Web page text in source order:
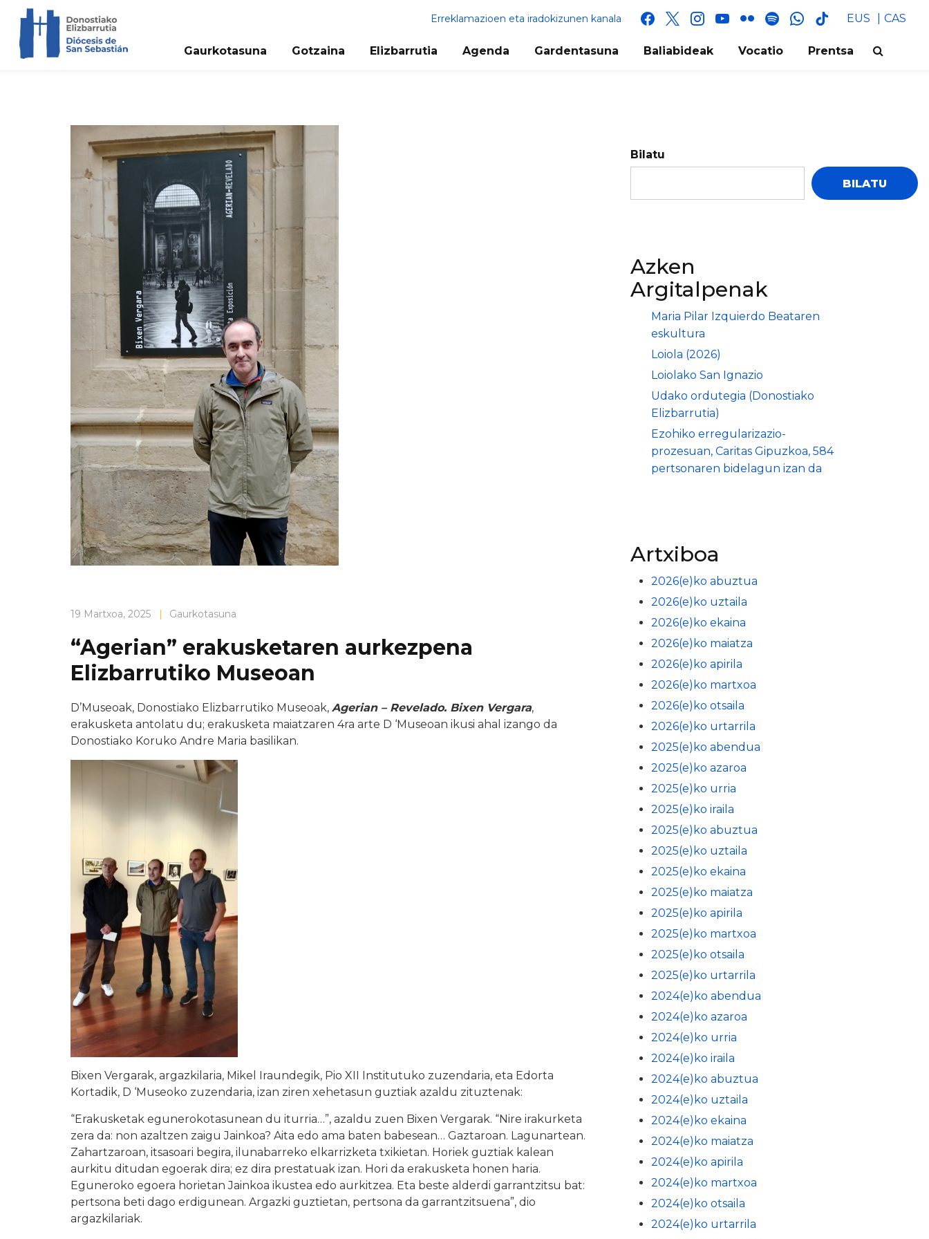
Erreklamazioen eta iradokizunen kanala facebook
x instagram
youtube
flickr spotifywhatsapp
tik
EUS CAS
Gaurkotasuna Gotzaina Elizbarrutia Agenda Gardentasuna Baliabideak Vocatio Prentsa
19 Martxoa, 2025 | Gaurkotasuna
“Agerian” erakusketaren aurkezpena
Elizbarrutiko Museoan
D’Museoak, Donostiako Elizbarrutiko Museoak, Agerian – Revelado. Bixen Vergara,
erakusketa antolatu du; erakusketa maiatzaren 4ra arte D ‘Museoan ikusi ahal izango da
Donostiako Koruko Andre Maria basilikan.
Bixen Vergarak, argazkilaria, Mikel Iraundegik, Pio XII Institutuko zuzendaria, eta Edorta
Kortadik, D ‘Museoko zuzendaria, izan ziren xehetasun guztiak azaldu zituztenak:
“Erakusketak egunerokotasunean du iturria…”, azaldu zuen Bixen Vergarak. “Nire irakurketa
zera da: non azaltzen zaigu Jainkoa? Aita edo ama baten babesean… Gaztaroan. Lagunartean.
Zahartzaroan, itsasoari begira, ilunabarreko elkarrizketa txikietan. Horiek guztiak kalean
aurkitu ditudan egoerak dira; ez dira prestatuak izan. Hori da erakusketa honen haria.
Eguneroko egoera horietan Jainkoa ikustea edo aurkitzea. Eta beste alderdi garrantzitsu bat:
pertsona beti dago erdigunean. Argazki guztietan, pertsona da garrantzitsuena”, dio
argazkilariak.
Bilatu
BILATU
Azken
Argitalpenak
Maria Pilar Izquierdo Beataren
eskultura
Loiola (2026)
Loiolako San Ignazio
Udako ordutegia (Donostiako
Elizbarrutia)
Ezohiko erregularizazio-
prozesuan, Caritas Gipuzkoa, 584
pertsonaren bidelagun izan da
Artxiboa
2026(e)ko abuztua
2026(e)ko uztaila
2026(e)ko ekaina
2026(e)ko maiatza
2026(e)ko apirila
2026(e)ko martxoa
2026(e)ko otsaila
2026(e)ko urtarrila
2025(e)ko abendua
2025(e)ko azaroa
2025(e)ko urria
2025(e)ko iraila
2025(e)ko abuztua
2025(e)ko uztaila
2025(e)ko ekaina
2025(e)ko maiatza
2025(e)ko apirila
2025(e)ko martxoa
2025(e)ko otsaila
2025(e)ko urtarrila
2024(e)ko abendua
2024(e)ko azaroa
2024(e)ko urria
2024(e)ko iraila
2024(e)ko abuztua
2024(e)ko uztaila
2024(e)ko ekaina
2024(e)ko maiatza
2024(e)ko apirila
2024(e)ko martxoa
2024(e)ko otsaila
2024(e)ko urtarrila